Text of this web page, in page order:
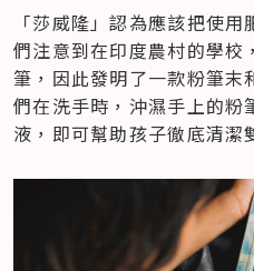
「莎威隆」認為應該把使
們注意到在印度農村的學校
筆，因此發明了一款粉筆末
們在洗手時，沖濕手上的粉
液，即可幫助孩子徹底清潔